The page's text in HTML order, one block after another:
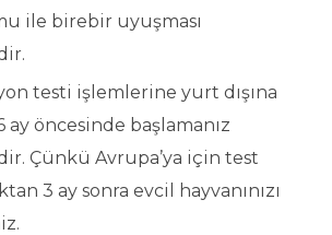
ile birebir uyuşması
testi işlemlerine yurt dışına
ay öncesinde başlamanız
Çünkü Avrupa’ya için test
3 ay sonra evcil hayvanınızı